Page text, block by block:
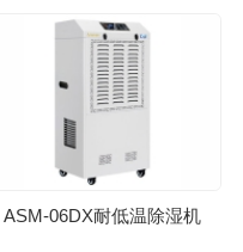
ASM-06DX耐低温除湿机